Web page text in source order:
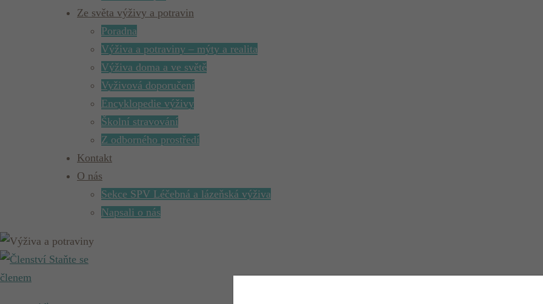
Ze světa výživy a potravin
Poradna
Výživa a potraviny – mýty a realita
Výživa doma a ve světě
Vyživová doporučení
Encyklopedie výživy
Školní stravování
Z odborného prostředí
Kontakt
O nás
Sekce SPV Léčebná a lázeňská výživa
Napsali o nás
Staňte se
členem